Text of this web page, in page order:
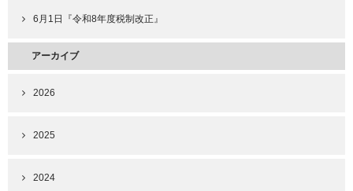
6月1日『令和8年度税制改正』
アーカイブ
2026
2025
2024